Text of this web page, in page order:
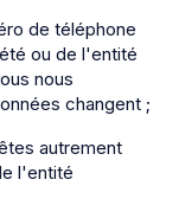
de téléphone
ou de l'entité
nous
changent ;
autrement
l'entité